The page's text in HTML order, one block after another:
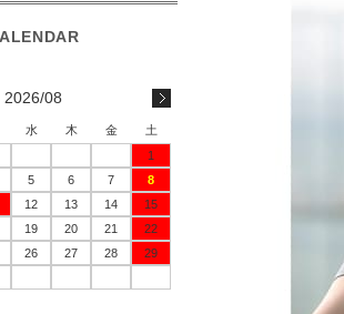
2026/08
水 木 金
土
1
5 6 7
8
12 13 14
15
19 20 21
22
26 27 28
29